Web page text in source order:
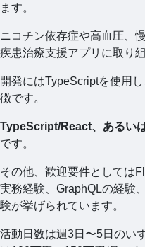
ます。
ニコチン依存症や高血圧、
疾患治療支援アプリに取り
開発にはTypeScriptを使用
徴です。
TypeScript/React、あるい
です。
その他、歓迎要件としては
実務経験、GraphQLの経験
験が挙げられています。
活動日数は週3日〜5日のい